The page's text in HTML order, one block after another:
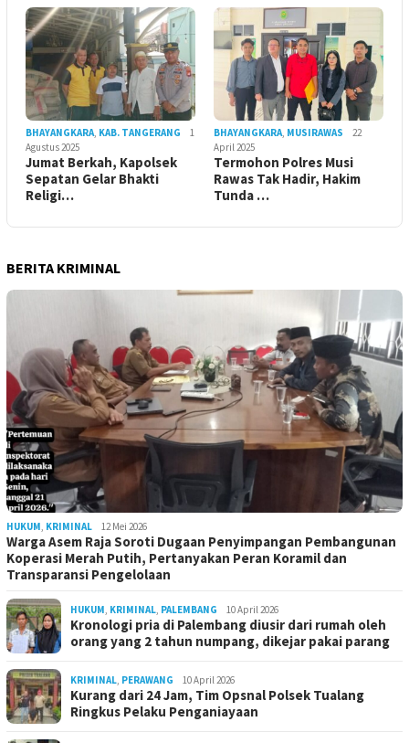
BHAYANGKARA, KAB. TANGERANG
1
Agustus 2025
Jumat Berkah, Kapolsek
Sepatan Gelar Bhakti
Religi…
BHAYANGKARA, MUSIRAWAS
22
April 2025
Termohon Polres Musi
Rawas Tak Hadir, Hakim
Tunda …
BERITA KRIMINAL
HUKUM, KRIMINAL 12 Mei 2026
Warga Asem Raja Soroti Dugaan Penyimpangan Pembangunan
Koperasi Merah Putih, Pertanyakan Peran Koramil dan
Transparansi Pengelolaan
HUKUM, KRIMINAL, PALEMBANG 10 April 2026
Kronologi pria di Palembang diusir dari rumah oleh
orang yang 2 tahun numpang, dikejar pakai parang
KRIMINAL, PERAWANG 10 April 2026
Kurang dari 24 Jam, Tim Opsnal Polsek Tualang
Ringkus Pelaku Penganiayaan